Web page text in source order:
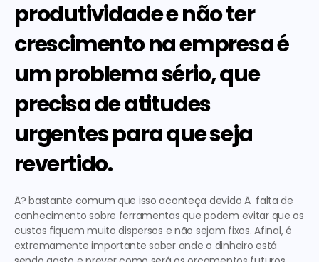
produtividade e não ter
crescimento na empresa é
um problema sério, que
precisa de atitudes
urgentes para que seja
revertido.
Ã? bastante comum que isso aconteça devido Ã  falta de
conhecimento sobre ferramentas que podem evitar que os
custos fiquem muito dispersos e não sejam fixos. Afinal, é
extremamente importante saber onde o dinheiro está